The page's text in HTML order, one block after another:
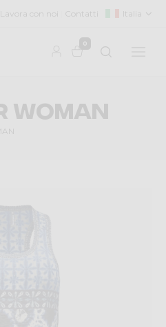
Lavora con noi Contatti Italia
0
WOMAN